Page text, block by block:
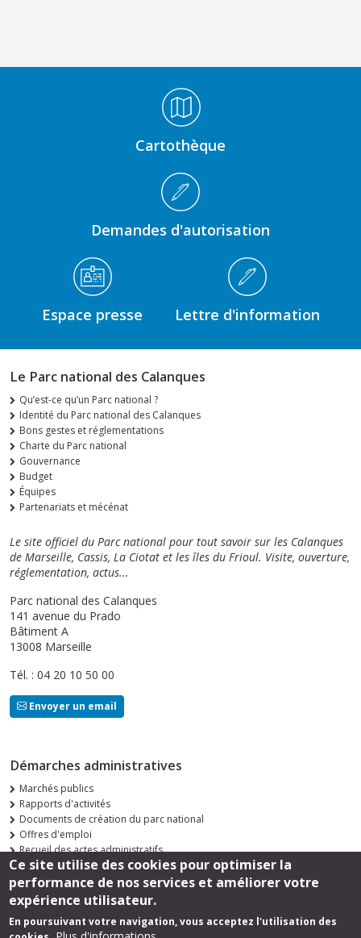
Cartothèque
Demandes d'autorisation
Espace presse Lettre d'information
Le Parc national des Calanques
Qu’est-ce qu’un Parc national ?
Identité du Parc national des Calanques
Bons gestes et réglementations
Charte du Parc national
Gouvernance
Budget
Équipes
Partenariats et mécénat
Le site officiel du Parc national pour tout savoir sur les Calanques
de Marseille, Cassis, La Ciotat et les îles du Frioul. Visite, ouverture,
réglementation, actus...
Parc national des Calanques
141 avenue du Prado
Bâtiment A
13008 Marseille
Tél. : 04 20 10 50 00
Envoyer un email
Démarches administratives
Marchés publics
Rapports d'activités
Documents de création du parc national
Offres d'emploi
Recueil des actes administratifs
Consultations publiques
Suivez-nous
Ce site utilise des cookies pour optimiser la
performance de nos services et améliorer votre
expérience utilisateur.
En poursuivant votre navigation, vous acceptez l'utilisation des